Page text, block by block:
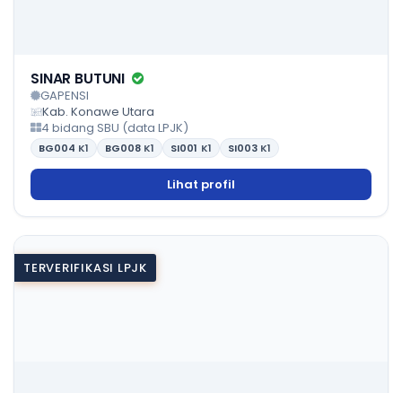
SINAR BUTUNI
GAPENSI
Kab. Konawe Utara
4 bidang SBU (data LPJK)
BG004 K1 BG008 K1 SI001 K1 SI003 K1
Lihat profil
TERVERIFIKASI LPJK